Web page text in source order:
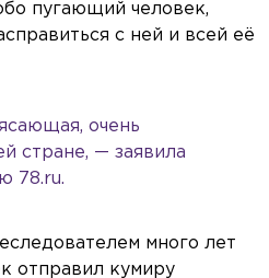
пугающий человек,
с ней и всей её
очень
стране, — заявила
78.ru.
много лет
отправил кумиру